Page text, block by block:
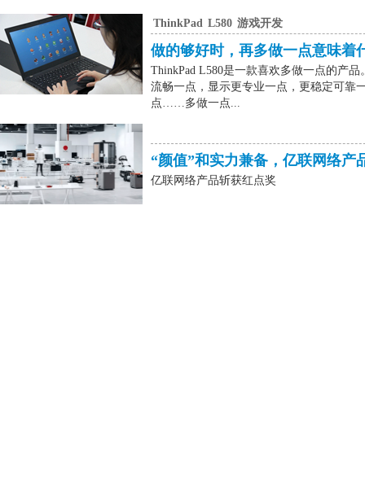
ThinkPad L580 游戏开发
做的够好时，再多做一点意味着
ThinkPad L580是一款喜欢多做一点的产
流畅一点，显示更专业一点，更稳定可靠
点……多做一点...
“颜值”和实力兼备，亿联网络产
亿联网络产品斩获红点奖